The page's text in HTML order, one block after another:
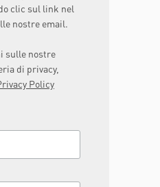
clic sul link nel
nostre email.
sulle nostre
di privacy,
Policy